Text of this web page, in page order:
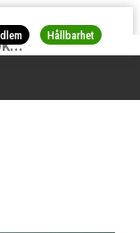
Hållbarhet